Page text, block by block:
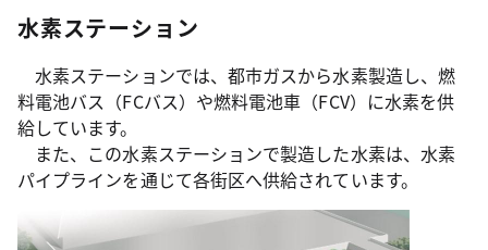
水素ステーション
水素ステーションでは、都市ガスから水素製造し、燃
料電池バス（FCバス）や燃料電池車（FCV）に水素を供
給しています。
また、この水素ステーションで製造した水素は、水素
パイプラインを通じて各街区へ供給されています。